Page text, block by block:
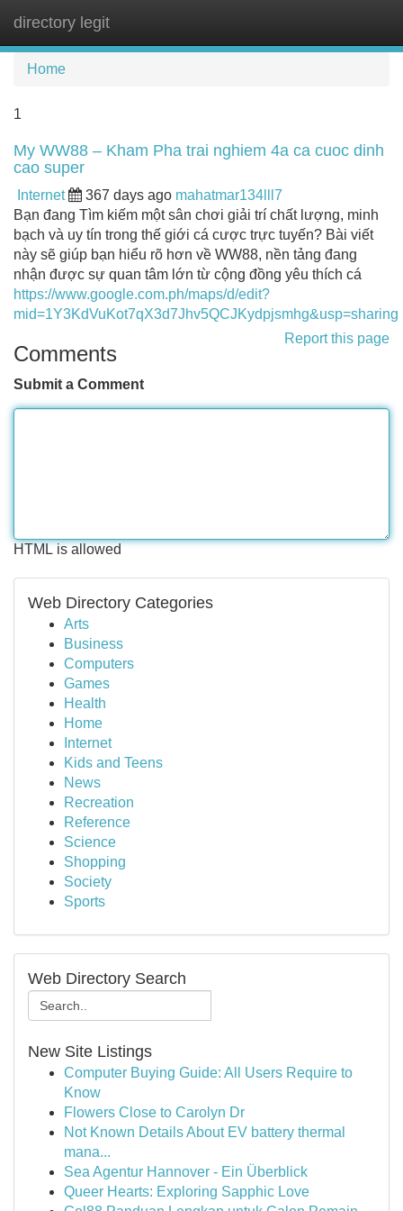
directory legit
Home
1
My WW88 – Kham Pha trai nghiem 4a ca cuoc dinh
cao super
Internet 367 days ago mahatmar134lll7
Bạn đang Tìm kiếm một sân chơi giải trí chất lượng, minh
bạch và uy tín trong thế giới cá cược trực tuyến? Bài viết
này sẽ giúp bạn hiểu rõ hơn về WW88, nền tảng đang
nhận được sự quan tâm lớn từ cộng đồng yêu thích cá
https://www.google.com.ph/maps/d/edit?
mid=1Y3KdVuKot7qX3d7Jhv5QCJKydpjsmhg&usp=sharing
Report this page
Comments
Submit a Comment
HTML is allowed
Web Directory Categories
Arts
Business
Computers
Games
Health
Home
Internet
Kids and Teens
News
Recreation
Reference
Science
Shopping
Society
Sports
Web Directory Search
New Site Listings
Computer Buying Guide: All Users Require to
Know
Flowers Close to Carolyn Dr
Not Known Details About EV battery thermal
mana...
Sea Agentur Hannover - Ein Überblick
Queer Hearts: Exploring Sapphic Love